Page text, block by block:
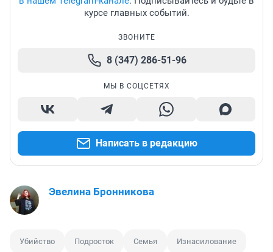
курсе главных событий.
ЗВОНИТЕ
8 (347) 286-51-96
МЫ В СОЦСЕТЯХ
Написать в редакцию
Эвелина Бронникова
Убийство Подросток Семья Изнасилование